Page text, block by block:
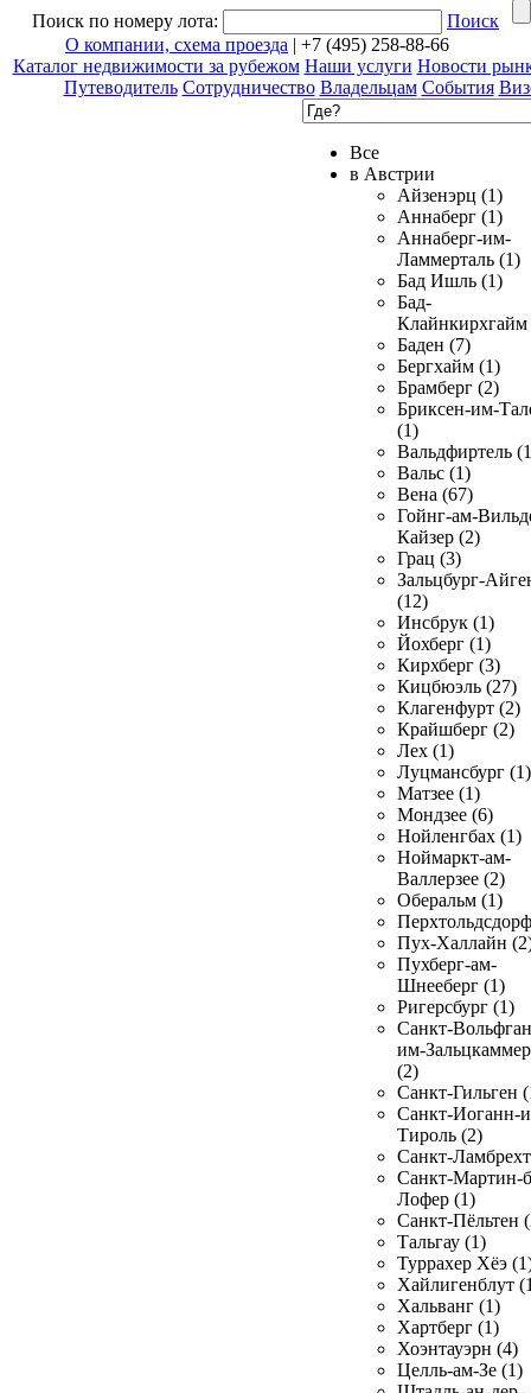
Поиск по номеру лота:
Поиск
О компании, схема проезда | +7 (495) 258-88-66
Каталог недвижимости за рубежом Наши услуги Новости
Путеводитель Сотрудничество Владельцам События
Все
в Австрии
Айзенэрц (1)
Аннаберг (1)
Аннаберг-им-
Ламмерталь (1)
Бад Ишль (1)
Бад-
Клайнкирхгайм
Баден (7)
Бергхайм (1)
Брамберг (2)
Бриксен-им-
(1)
Вальдфиртель
Вальс (1)
Вена (67)
Гойнг-ам-
Кайзер (2)
Грац (3)
Зальцбург-
(12)
Инсбрук (1)
Йохберг (1)
Кирхберг (3)
Кицбюэль (27)
Клагенфурт (2)
Крайшберг (2)
Лех (1)
Луцмансбург (1)
Матзее (1)
Мондзее (6)
Нойленгбах (1)
Ноймаркт-ам-
Валлерзее (2)
Оберальм (1)
Пух-Халлайн
Пухберг-ам-
Шнееберг (1)
Ригерсбург (1)
Санкт-
им-
(2)
Санкт-Гильген
Санкт-Иоганн-
Тироль (2)
Санкт-
Санкт-Мартин-
Лофер (1)
Санкт-Пёльтен
Тальгау (1)
Туррахер Хёэ
Хайлигенблут
Хальванг (1)
Хартберг (1)
Хоэнтауэрн (4)
Целль-ам-Зе (1)